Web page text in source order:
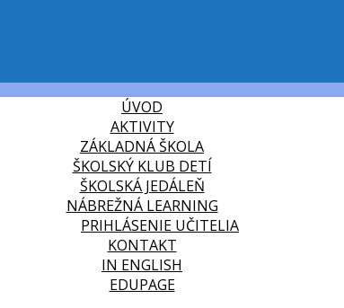
ÚVOD
AKTIVITY
ZÁKLADNÁ ŠKOLA
ŠKOLSKÝ KLUB DETÍ
ŠKOLSKÁ JEDÁLEŇ
NÁBREŽNÁ LEARNING
PRIHLÁSENIE UČITELIA
KONTAKT
IN ENGLISH
EDUPAGE